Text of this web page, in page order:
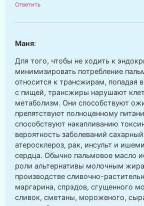
Ответить
Маня:
Для того, чтобы не ходить к
минимизировать потребление
относится к трансжирам, попадая
с пищей, трансжиры нарушают
метаболизм. Они способствуют
препятствуют полноценному
способствуют накапливанию
вероятность заболеваний
атеросклероз, рак, инсульт и
сердца. Обычно пальмовое масло
роли альтернативы молочным
производстве сливочно-
маргарина, спрэдов, сгущенного
сливок, сметаны, мороженого,